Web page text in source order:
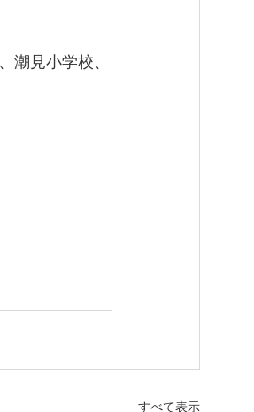
潮見小学校、
すべて表示